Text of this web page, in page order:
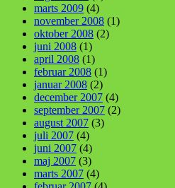
marts 2009 (4)
november 2008 (1)
oktober 2008 (2)
juni 2008 (1)
april 2008 (1)
februar 2008 (1)
januar 2008 (2)
december 2007 (4)
september 2007 (2)
august 2007 (3)
juli 2007 (4)
juni 2007 (4)
maj 2007 (3)
marts 2007 (4)